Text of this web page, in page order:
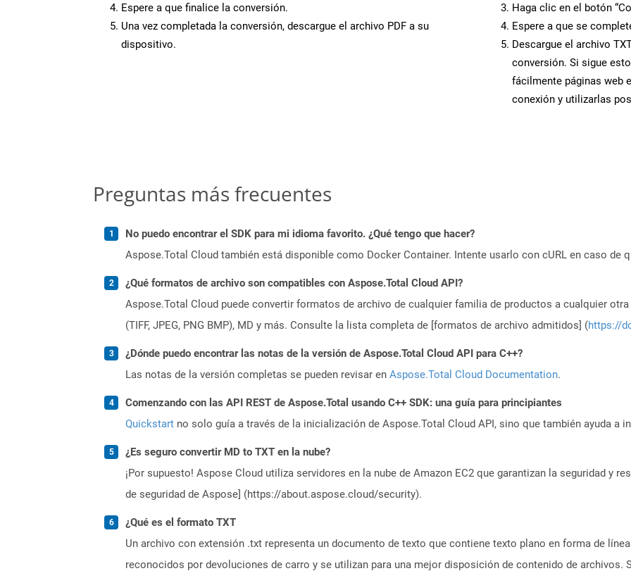
Espere a que finalice la conversión.
Una vez completada la conversión, descargue el archivo PDF a su
dispositivo.
Haga clic en el botón
Espere a que se
Descargue el archivo
conversión. Si sigue
fácilmente páginas web
conexión y utilizarlas
Preguntas más frecuentes
No puedo encontrar el SDK para mi idioma favorito. ¿Qué tengo que hacer?
Aspose.Total Cloud también está disponible como Docker Container. Intente usarlo con cURL en caso de
¿Qué formatos de archivo son compatibles con Aspose.Total Cloud API?
Aspose.Total Cloud puede convertir formatos de archivo de cualquier familia de productos a cualquier otra
(TIFF, JPEG, PNG BMP), MD y más. Consulte la lista completa de [formatos de archivo admitidos] (https://
¿Dónde puedo encontrar las notas de la versión de Aspose.Total Cloud API para C++?
Las notas de la versión completas se pueden revisar en Aspose.Total Cloud Documentation.
Comenzando con las API REST de Aspose.Total usando C++ SDK: una guía para principiantes
Quickstart no solo guía a través de la inicialización de Aspose.Total Cloud API, sino que también ayuda a
¿Es seguro convertir MD to TXT en la nube?
¡Por supuesto! Aspose Cloud utiliza servidores en la nube de Amazon EC2 que garantizan la seguridad y
de seguridad de Aspose] (https://about.aspose.cloud/security).
¿Qué es el formato TXT
Un archivo con extensión .txt representa un documento de texto que contiene texto plano en forma de
reconocidos por devoluciones de carro y se utilizan para una mejor disposición de contenido de archivos.